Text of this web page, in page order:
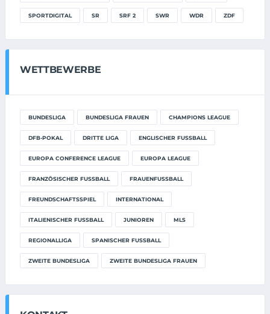
SPORTDIGITAL SR SRF 2 SWR WDR ZDF
WETTBEWERBE
BUNDESLIGA BUNDESLIGA FRAUEN CHAMPIONS LEAGUE
DFB-POKAL DRITTE LIGA ENGLISCHER FUSSBALL
EUROPA CONFERENCE LEAGUE EUROPA LEAGUE
FRANZÖSISCHER FUSSBALL FRAUENFUSSBALL
FREUNDSCHAFTSSPIEL INTERNATIONAL
ITALIENISCHER FUSSBALL JUNIOREN MLS
REGIONALLIGA SPANISCHER FUSSBALL
ZWEITE BUNDESLIGA ZWEITE BUNDESLIGA FRAUEN